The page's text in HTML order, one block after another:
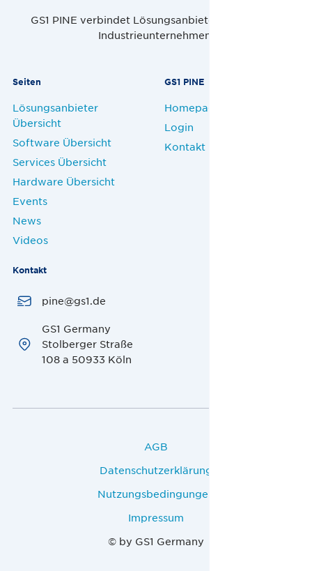
GS1 PINE verbindet Lösungsanbieter, Handel und
Industrieunternehmen.
Seiten
Lösungsanbieter
Übersicht
Software Übersicht
Services Übersicht
Hardware Übersicht
Events
News
Videos
GS1 PINE
Homepage
Login
Kontakt
Kontakt
pine@gs1.de
GS1 Germany
Stolberger Straße
108 a 50933 Köln
AGB
Datenschutzerklärung
Nutzungsbedingungen
Impressum
© by GS1 Germany